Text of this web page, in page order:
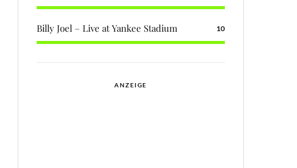
Billy Joel – Live at Yankee Stadium 10
ANZEIGE